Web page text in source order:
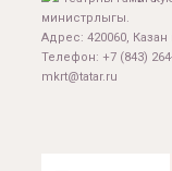
министрлыгы.
Адрес: 420060, Казан
Телефон: +7 (843)
mkrt@tatar.ru